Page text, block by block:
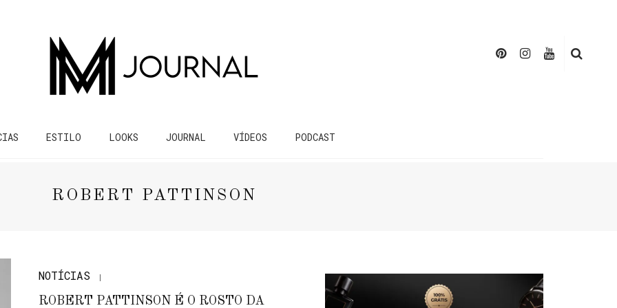
ESTILO LOOKS JOURNAL VÍDEOS PODCAST
ROBERT PATTINSON
NOTÍCIAS
ROBERT PATTINSON É O ROSTO DA